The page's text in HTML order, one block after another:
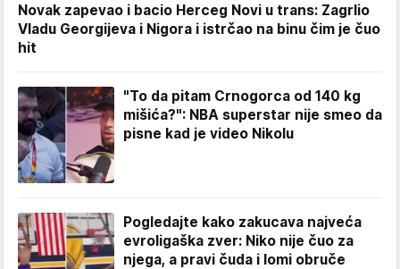
Novak zapevao i bacio Herceg Novi u trans: Zagrlio
Vladu Georgijeva i Nigora i istrčao na binu čim je čuo
hit
"To da pitam Crnogorca od 140 kg
mišića?": NBA superstar nije smeo da
pisne kad je video Nikolu
Pogledajte kako zakucava najveća
evroligaška zver: Niko nije čuo za
njega, a pravi čuda i lomi obruče